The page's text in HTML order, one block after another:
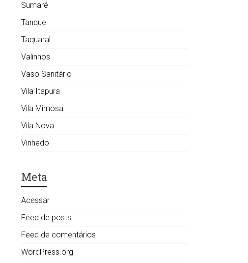
Sumaré
Tanque
Taquaral
Valinhos
Vaso Sanitário
Vila Itapura
Vila Mimosa
Vila Nova
Vinhedo
Meta
Acessar
Feed de posts
Feed de comentários
WordPress.org